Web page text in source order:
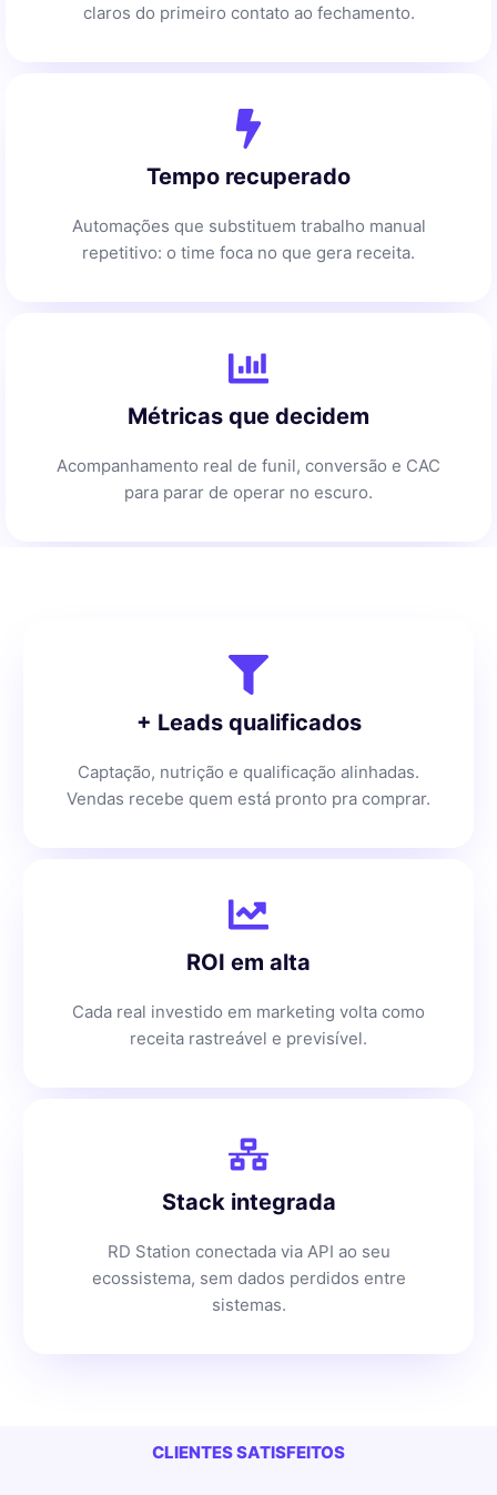
claros do primeiro contato ao fechamento.
Tempo recuperado
Automações que substituem trabalho manual
repetitivo: o time foca no que gera receita.
Métricas que decidem
Acompanhamento real de funil, conversão e CAC
para parar de operar no escuro.
+ Leads qualificados
Captação, nutrição e qualificação alinhadas.
Vendas recebe quem está pronto pra comprar.
ROI em alta
Cada real investido em marketing volta como
receita rastreável e previsível.
Stack integrada
RD Station conectada via API ao seu
ecossistema, sem dados perdidos entre
sistemas.
CLIENTES SATISFEITOS